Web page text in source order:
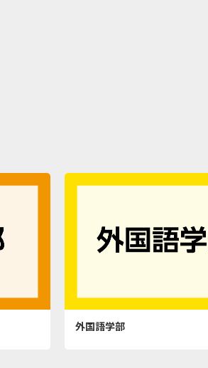
外国語学部